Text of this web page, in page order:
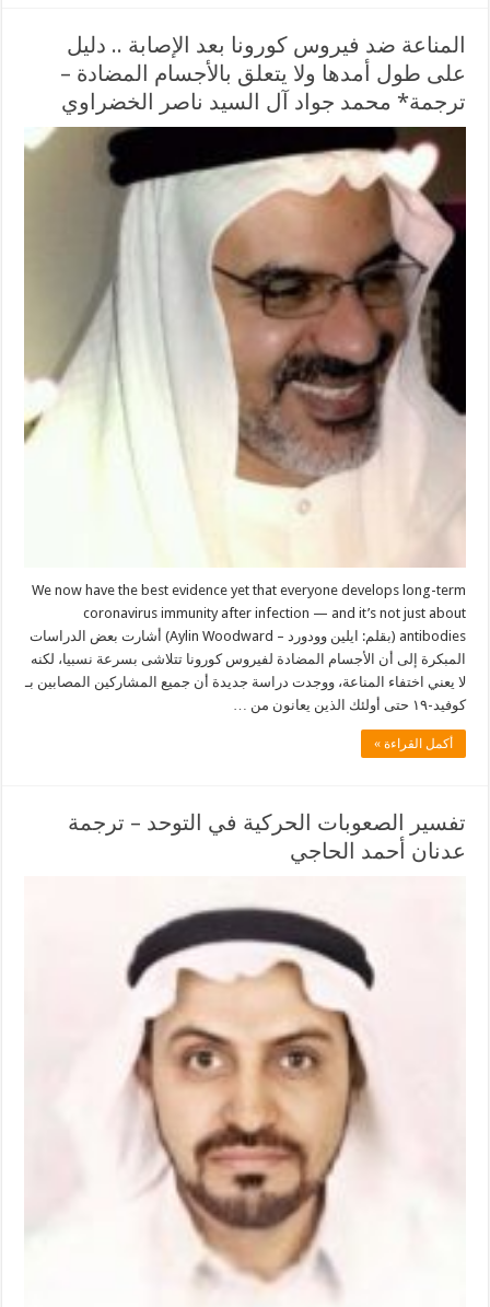
المناعة ضد فيروس كورونا بعد الإصابة .. دليل
على طول أمدها ولا يتعلق بالأجسام المضادة –
ترجمة* محمد جواد آل السيد ناصر الخضراوي
We now have the best evidence yet that everyone develops long-term
coronavirus immunity after infection — and it’s not just about
antibodies (بقلم: ايلين وودورد – Aylin Woodward) أشارت بعض الدراسات
المبكرة إلى أن الأجسام المضادة لفيروس كورونا تتلاشى بسرعة نسبيا، لكنه
لا يعني اختفاء المناعة، ووجدت دراسة جديدة أن جميع المشاركين المصابين بـ
كوفيد-١٩ حتى أولئك الذين يعانون من …
أكمل القراءة »
تفسير الصعوبات الحركية في التوحد – ترجمة
عدنان أحمد الحاجي